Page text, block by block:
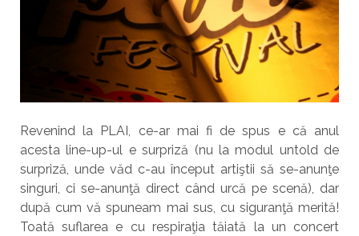
Revenind la PLAI, ce-ar mai fi de spus e că anul
acesta line-up-ul e surpriză (nu la modul untold de
surpriză, unde văd c-au început artiştii să se-anunţe
singuri, ci se-anunţă direct când urcă pe scenă), dar
după cum vă spuneam mai sus, cu siguranţă merită!
Toată suflarea e cu respiraţia tăiată la un concert